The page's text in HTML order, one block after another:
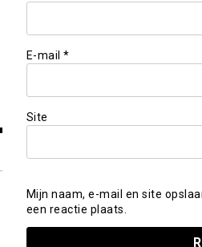
E-mail *
Site
Mijn naam, e-mail en site
een reactie plaats.